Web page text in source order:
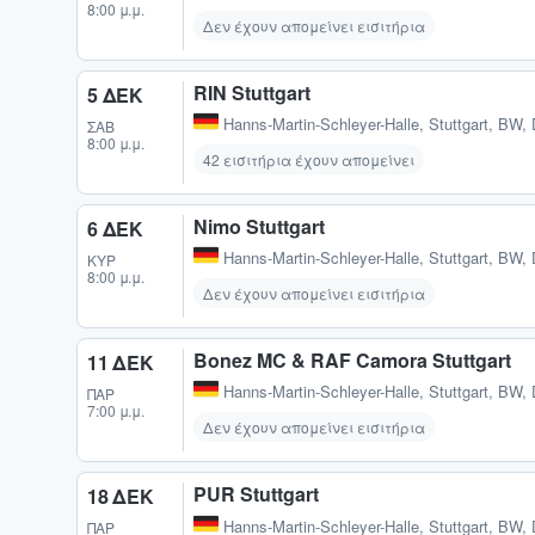
8:00 μ.μ.
Δεν έχουν απομείνει εισιτήρια
5 ΔΕΚ
ΣΆΒ
8:00 μ.μ.
RIN Stuttgart
Hanns-Martin-Schleyer-Halle, Stuttgart, BW,
42 εισιτήρια έχουν απομείνει
6 ΔΕΚ
ΚΥΡ
8:00 μ.μ.
Nimo Stuttgart
Hanns-Martin-Schleyer-Halle, Stuttgart, BW,
Δεν έχουν απομείνει εισιτήρια
11 ΔΕΚ
ΠΑΡ
7:00 μ.μ.
Bonez MC & RAF Camora Stuttgart
Hanns-Martin-Schleyer-Halle, Stuttgart, BW,
Δεν έχουν απομείνει εισιτήρια
18 ΔΕΚ
ΠΑΡ
PUR Stuttgart
Hanns-Martin-Schleyer-Halle, Stuttgart, BW,